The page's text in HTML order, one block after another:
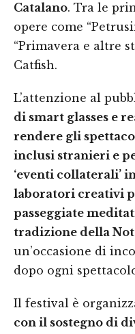
Catalano. Tra le
opere come
“Primavera e altre
Catfish.
L’attenzione al
di smart glasses e
rendere gli
inclusi stranieri e
‘eventi collaterali’
laboratori creativi
passeggiate
tradizione della
un’occasione di
dopo ogni
Il festival è
con il sostegno di